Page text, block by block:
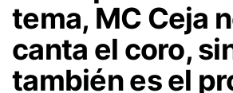
tema, MC Ceja
canta el coro,
también es el